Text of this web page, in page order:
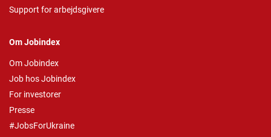
Support for arbejdsgivere
Om Jobindex
Om Jobindex
Job hos Jobindex
For investorer
Presse
#JobsForUkraine